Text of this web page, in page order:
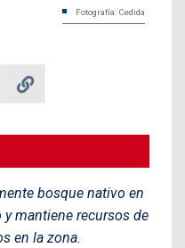
Fotografía: Cedida
bosque nativo en
mantiene recursos de
en la zona.